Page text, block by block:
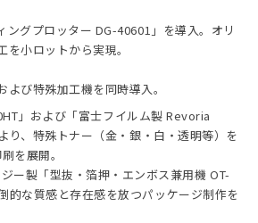
ングプロッター DG-40601」を導入。オリ
小ロットから実現。
び特殊加工機を同時導入。
」および「富士フイルム製 Revoria
り、特殊トナー（金・銀・白・透明等）を
を展開。
ー製「型抜・箔押・エンボス兼用機 OT-
的な質感と存在感を放つパッケージ制作を